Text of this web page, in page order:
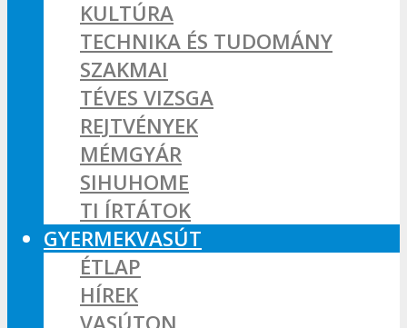
KULTÚRA
TECHNIKA ÉS TUDOMÁNY
SZAKMAI
TÉVES VIZSGA
REJTVÉNYEK
MÉMGYÁR
SIHUHOME
TI ÍRTÁTOK
GYERMEKVASÚT
ÉTLAP
HÍREK